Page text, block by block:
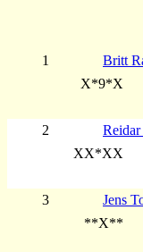
1
Britt
X*9*X
2
XX*XX
3
Jens
**X**